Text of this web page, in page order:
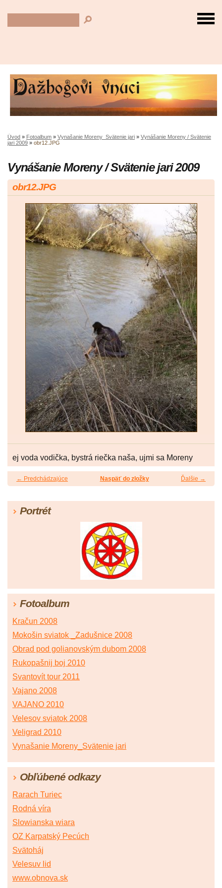
Úvod » Fotoalbum » Vynašanie Moreny_Svätenie jari » Vynášanie Moreny / Svätenie
jari 2009 » obr12.JPG
Vynášanie Moreny / Svätenie jari 2009
obr12.JPG
ej voda vodička, bystrá riečka naša, ujmi sa Moreny
← Predchádzajúce Ďalšie →
Naspäť do zložky
Portrét
Fotoalbum
Kračun 2008
Mokošin sviatok _Zadušnice 2008
Obrad pod golianovským dubom 2008
Rukopašnij boj 2010
Svantovít tour 2011
Vajano 2008
VAJANO 2010
Velesov sviatok 2008
Veligrad 2010
Vynašanie Moreny_Svätenie jari
Obľúbené odkazy
Rarach Turiec
Rodná víra
Slowianska wiara
OZ Karpatský Pecúch
Svätoháj
Velesuv lid
www.obnova.sk